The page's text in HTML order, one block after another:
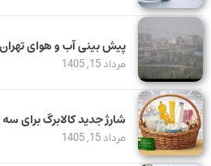
پیش بینی آب و هوای تهران ۱۵ مرداد
مرداد 15, 1405
شارژ جدید کالابرگ برای
مرداد 15, 1405